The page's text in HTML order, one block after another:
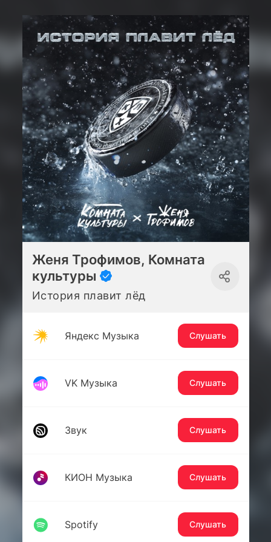
Женя Трофимов, Комната
культуры
История плавит лёд
Яндекс Музыка Слушать
VK Музыка Слушать
Звук Слушать
КИОН Музыка Слушать
Spotify Слушать